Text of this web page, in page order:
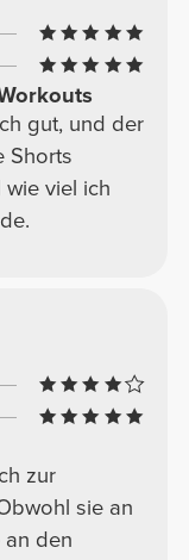
gut, und der
Shorts
viel ich
zur
sie an
an den